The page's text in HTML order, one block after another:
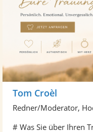
Tom Croèl
Redner/Moderator,
# Was Sie über Ihren